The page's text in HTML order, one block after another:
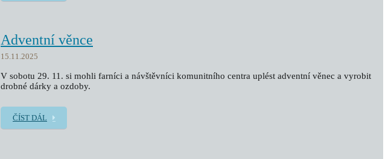
Adventní věnce
15.11.2025
V sobotu 29. 11. si mohli farníci a návštěvníci komunitního centra uplést adventní věnec a vyrobit
drobné dárky a ozdoby.
ČÍST DÁL